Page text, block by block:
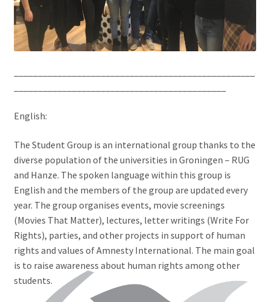
English:
The Student Group is an international group thanks to the
diverse population of the universities in Groningen – RUG
and Hanze. The spoken language within this group is
English and the members of the group are updated every
year. The group organises events, movie screenings
(Movies That Matter), lectures, letter writings (Write For
Rights), parties, and other projects in support of human
rights and values of Amnesty International. The main goal
is to raise awareness about human rights among other
students.